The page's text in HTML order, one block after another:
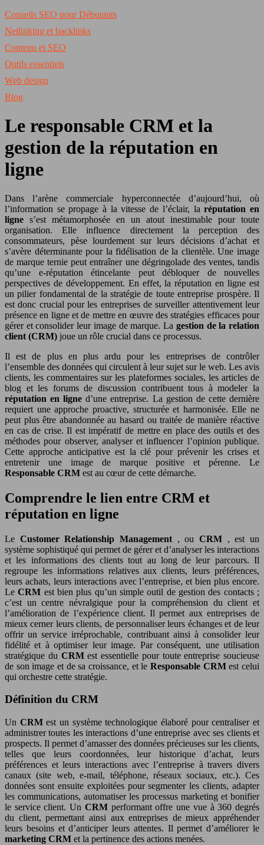
Conseils SEO pour Débutants
Netlinking et backlinks
Contenu et SEO
Outils essentiels
Web design
Blog
Le responsable CRM et la
gestion de la réputation en
ligne
Dans l’arène commerciale hyperconnectée d’aujourd’hui, où
l’information se propage à la vitesse de l’éclair, laréputation en
ligne s’est métamorphosée en un atout inestimable pour toute
organisation. Elle influence directement la perception des
consommateurs, pèse lourdement sur leurs décisions d’achat et
s’avère déterminante pour la fidélisation de la clientèle. Une image
de marque ternie peut entraîner une dégringolade des ventes, tandis
qu’une e-réputation étincelante peut débloquer de nouvelles
perspectives de développement. En effet, la réputation en ligne est
un pilier fondamental de la stratégie de toute entreprise prospère. Il
est donc crucial pour les entreprises de surveiller attentivement leur
présence en ligne et de mettre en œuvre des stratégies efficaces pour
gérer et consolider leur image de marque. La gestion de la relation
client (CRM) joue un rôle crucial dans ce processus.
Il est de plus en plus ardu pour les entreprises de contrôler
l’ensemble des données qui circulent à leur sujet sur le web. Les avis
clients, les commentaires sur les plateformes sociales, les articles de
blog et les forums de discussion contribuent tous à modeler la
réputation en ligned’une entreprise. La gestion de cette dernière
requiert une approche proactive, structurée et harmonisée. Elle ne
peut plus être abandonnée au hasard ou traitée de manière réactive
en cas de crise. Il est impératif de mettre en place des outils et des
méthodes pour observer, analyser et influencer l’opinion publique.
Cette approche anticipative est la clé pour prévenir les crises et
entretenir une image de marque positive et pérenne. Le
Responsable CRM est au cœur de cette démarche.
Comprendre le lien entre CRM et
réputation en ligne
Le Customer Relationship Management , ouCRM , est un
système sophistiqué qui permet de gérer et d’analyser les interactions
et les informations des clients tout au long de leur parcours. Il
regroupe les informations relatives aux clients, leurs préférences,
leurs achats, leurs interactions avec l’entreprise, et bien plus encore.
LeCRM est bien plus qu’un simple outil de gestion des contacts ;
c’est un centre névralgique pour la compréhension du client et
l’amélioration de l’expérience client. Il permet aux entreprises de
mieux cerner leurs clients, de personnaliser leurs échanges et de leur
offrir un service irréprochable, contribuant ainsi à consolider leur
fidélité et à optimiser leur image. Par conséquent, une utilisation
stratégique du CRMest essentielle pour toute entreprise soucieuse
de son image et de sa croissance, et le Responsable CRMest celui
qui orchestre cette stratégie.
Définition du CRM
Un CRMest un système technologique élaboré pour centraliser et
administrer toutes les interactions d’une entreprise avec ses clients et
prospects. Il permet d’amasser des données précieuses sur les clients,
telles que leurs coordonnées, leur historique d’achat, leurs
préférences et leurs interactions avec l’entreprise à travers divers
canaux (site web, e-mail, téléphone, réseaux sociaux, etc.). Ces
données sont ensuite exploitées pour segmenter les clients, adapter
les communications, automatiser les processus marketing et bonifier
le service client. Un CRM performant offre une vue à 360 degrés
du client, permettant ainsi aux entreprises de mieux appréhender
leurs besoins et d’anticiper leurs attentes. Il permet d’améliorer le
marketing CRM et la pertinence des actions menées.